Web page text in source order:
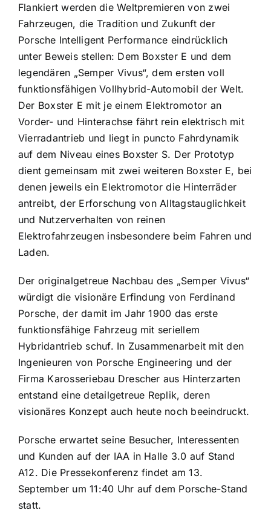
Flankiert werden die Weltpremieren von zwei
Fahrzeugen, die Tradition und Zukunft der
Porsche Intelligent Performance eindrücklich
unter Beweis stellen: Dem Boxster E und dem
legendären „Semper Vivus“, dem ersten voll
funktionsfähigen Vollhybrid-Automobil der Welt.
Der Boxster E mit je einem Elektromotor an
Vorder- und Hinterachse fährt rein elektrisch mit
Vierradantrieb und liegt in puncto Fahrdynamik
auf dem Niveau eines Boxster S. Der Prototyp
dient gemeinsam mit zwei weiteren Boxster E, bei
denen jeweils ein Elektromotor die Hinterräder
antreibt, der Erforschung von Alltagstauglichkeit
und Nutzerverhalten von reinen
Elektrofahrzeugen insbesondere beim Fahren und
Laden.
Der originalgetreue Nachbau des „Semper Vivus“
würdigt die visionäre Erfindung von Ferdinand
Porsche, der damit im Jahr 1900 das erste
funktionsfähige Fahrzeug mit seriellem
Hybridantrieb schuf. In Zusammenarbeit mit den
Ingenieuren von Porsche Engineering und der
Firma Karosseriebau Drescher aus Hinterzarten
entstand eine detailgetreue Replik, deren
visionäres Konzept auch heute noch beeindruckt.
Porsche erwartet seine Besucher, Interessenten
und Kunden auf der IAA in Halle 3.0 auf Stand
A12. Die Pressekonferenz findet am 13.
September um 11:40 Uhr auf dem Porsche-Stand
statt.